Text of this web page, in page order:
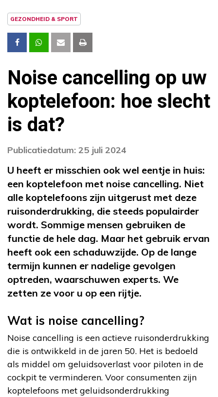
GEZONDHEID & SPORT
Noise cancelling op uw
koptelefoon: hoe slecht
is dat?
Publicatiedatum: 25 juli 2024
U heeft er misschien ook wel eentje in huis:
een koptelefoon met noise cancelling. Niet
alle koptelefoons zijn uitgerust met deze
ruisonderdrukking, die steeds populairder
wordt. Sommige mensen gebruiken de
functie de hele dag. Maar het gebruik ervan
heeft ook een schaduwzijde. Op de lange
termijn kunnen er nadelige gevolgen
optreden, waarschuwen experts. We
zetten ze voor u op een rijtje.
Wat is noise cancelling?
Noise cancelling is een actieve ruisonderdrukking
die is ontwikkeld in de jaren 50. Het is bedoeld
als middel om geluidsoverlast voor piloten in de
cockpit te verminderen. Voor consumenten zijn
koptelefoons met geluidsonderdrukking